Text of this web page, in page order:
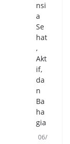
nsi
a
Se
hat
,
Akt
if,
da
n
Ba
ha
gia
06/